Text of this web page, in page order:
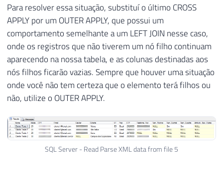
22
23
CROSS APPLY Clientes. linha.nodes
OUTER APPLY Enderecos. linha
Para resolver essa situação, substituí o último CROSS
APPLY por um OUTER APPLY, que possui um
comportamento semelhante a um LEFT JOIN nesse caso,
onde os registros que não tiverem um nó filho continuam
aparecendo na nossa tabela, e as colunas destinadas aos
nós filhos ficarão vazias. Sempre que houver uma situação
onde você não tem certeza que o elemento terá filhos ou
não, utilize o OUTER APPLY.
SQL Server - Read Parse XML data from file 5